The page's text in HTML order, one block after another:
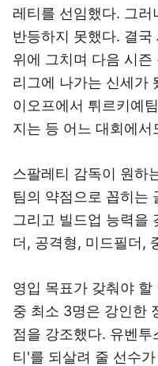
레티를 선임했다. 그러
반등하지 못했다. 결
위에 그치며 다음 시
리그에 나가는 신세가
이오프에서 튀르키예
지는 등 어느 대회에
스팔레티 감독이 원하
팀의 약점으로 꼽히는
그리고 빌드업 능력을
더, 공격형, 미드필더,
영입 목표가 갖춰야
중 최소 3명은 강인한
점을 강조했다. 유벤
티'를 되살려 줄 선수